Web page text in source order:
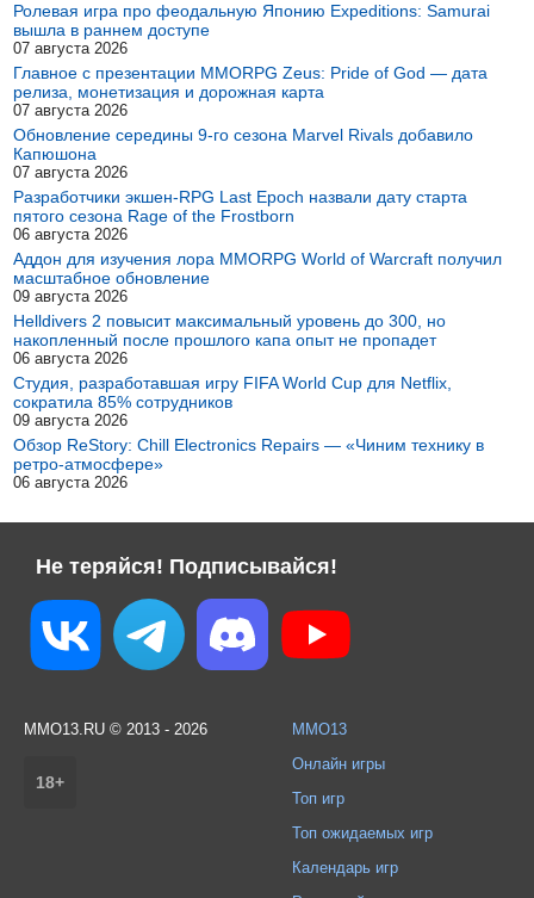
Ролевая игра про феодальную Японию Expeditions: Samurai
вышла в раннем доступе
07 августа 2026
Главное с презентации MMORPG Zeus: Pride of God — дата
релиза, монетизация и дорожная карта
07 августа 2026
Обновление середины 9-го сезона Marvel Rivals добавило
Капюшона
07 августа 2026
Разработчики экшен-RPG Last Epoch назвали дату старта
пятого сезона Rage of the Frostborn
06 августа 2026
Аддон для изучения лора MMORPG World of Warcraft получил
масштабное обновление
09 августа 2026
Helldivers 2 повысит максимальный уровень до 300, но
накопленный после прошлого капа опыт не пропадет
06 августа 2026
Студия, разработавшая игру FIFA World Cup для Netflix,
сократила 85% сотрудников
09 августа 2026
Обзор ReStory: Chill Electronics Repairs — «Чиним технику в
ретро-атмосфере»
06 августа 2026
Не теряйся! Подписывайся!
MMO13.RU © 2013 - 2026
18+
MMO13
Онлайн игры
Топ игр
Топ ожидаемых игр
Календарь игр